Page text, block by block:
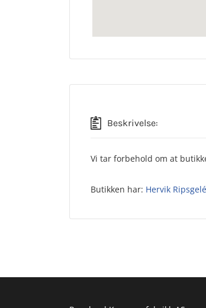
Beskrivelse:
Vi tar forbehold om at
Butikken har: Hervik